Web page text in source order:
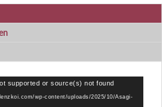
supported or source(s) not found
wp-content/uploads/2025/10/Asagi-